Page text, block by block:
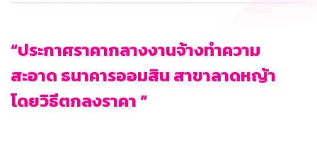
“ประกาศราคากลางงานจ้างทำความ
สะอาด ธนาคารออมสิน สาขาลาดหญ้า
โดยวิธีตกลงราคา “